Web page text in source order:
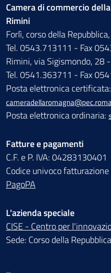
Camera di commercio
Rimini
Forlì, corso della
Tel. 0543.713111 - Fax
Rimini, via Sigismondo, 28
Tel. 0541.363711 - Fax
Posta elettronica certificata:
Posta elettronica ordinaria:
Fatture e pagamenti
C.F. e P. IVA: 04283130401
Codice univoco
PagoPA
L'azienda speciale
CISE - Centro per
Sede: Corso della